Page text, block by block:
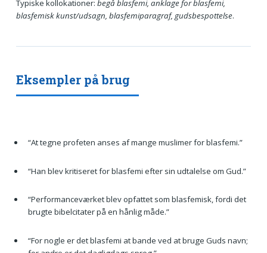
Typiske kollokationer: begå blasfemi, anklage for blasfemi,
blasfemisk kunst/udsagn, blasfemiparagraf, gudsbespottelse.
Eksempler på brug
“At tegne profeten anses af mange muslimer for blasfemi.”
“Han blev kritiseret for blasfemi efter sin udtalelse om Gud.”
“Performanceværket blev opfattet som blasfemisk, fordi det
brugte bibelcitater på en hånlig måde.”
“For nogle er det blasfemi at bande ved at bruge Guds navn;